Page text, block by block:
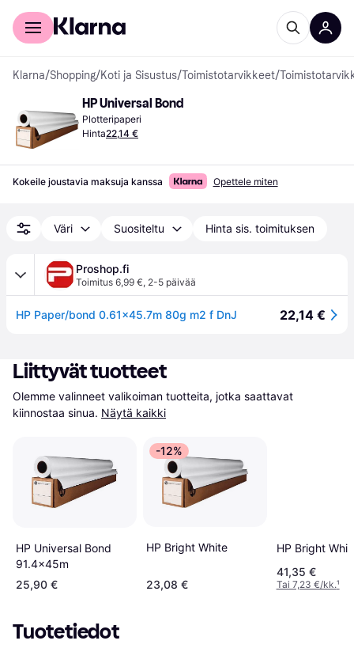
Kuluttajille
Klarna/Shopping/Koti ja Sisustus/Toimistotarvikkeet/
HP Universal Bond
Plotteripaperi
Hinta22,14 €
Kokeile joustavia maksuja kanssa Opettele miten
Väri Suositeltu Hinta sis. toimituksen
Proshop.fi
Toimitus 6,99 €, 2-5 päivää
HP Paper/bond 0.61x45.7m 80g m2 f DnJ 22,14 €
Liittyvät tuotteet
Olemme valinneet valikoiman tuotteita, jotka saattavat
kiinnostaa sinua. Näytä kaikki
HP Universal Bond
91.4x45m
25,90 €
-12%
HP Bright White
23,08 €
HP Bright
41,35 €
Tai 7,23 €/kk.¹
Tuotetiedot